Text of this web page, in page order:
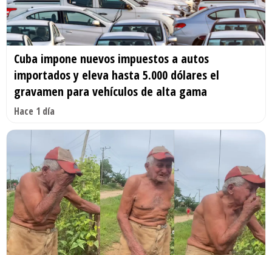
Cuba impone nuevos impuestos a autos
importados y eleva hasta 5.000 dólares el
gravamen para vehículos de alta gama
Hace 1 día